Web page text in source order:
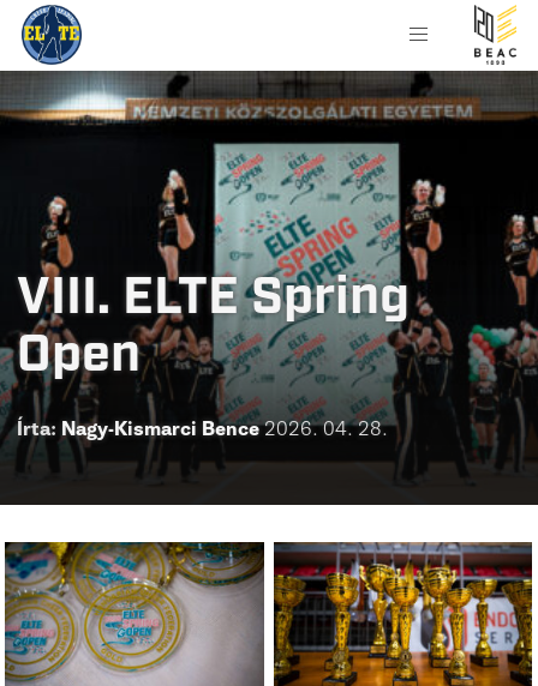
VIII. ELTE Spring
Open
Írta: Nagy-Kismarci Bence2026. 04. 28.